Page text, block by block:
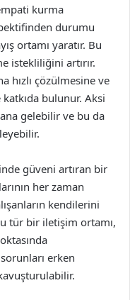
kurma
durumu
ortamı yaratır. Bu
istekliliğini artırır.
hızlı çözülmesine ve
bulunur. Aksi
gelebilir ve bu da
güveni artıran bir
her zaman
kendilerini
tür bir iletişim ortamı,
erken